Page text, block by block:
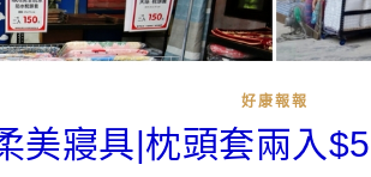
好康報報
美寢具|枕頭套兩入